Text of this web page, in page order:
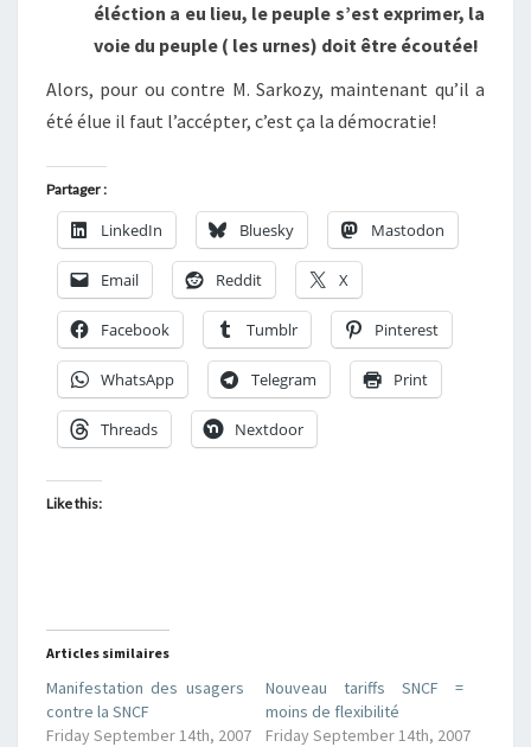
éléction a eu lieu, le peuple s’est exprimer, la
voie du peuple ( les urnes) doit être écoutée!
Alors, pour ou contre M. Sarkozy, maintenant qu’il a
été élue il faut l’accépter, c’est ça la démocratie!
Partager :
LinkedIn Bluesky Mastodon
Email Reddit X
Facebook Tumblr Pinterest
WhatsApp Telegram Print
Threads Nextdoor
Like this:
Articles similaires
Manifestation des usagers
contre la SNCF
Friday September 14th, 2007
Nouveau tariffs SNCF =
moins de flexibilité
Friday September 14th, 2007